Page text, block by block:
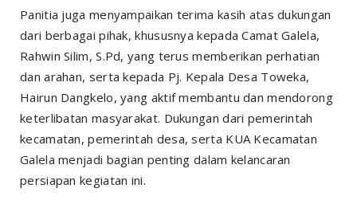
Panitia juga menyampaikan terima kasih atas dukungan
dari berbagai pihak, khususnya kepada Camat Galela,
Rahwin Silim, S.Pd, yang terus memberikan perhatian
dan arahan, serta kepada Pj. Kepala Desa Toweka,
Hairun Dangkelo, yang aktif membantu dan mendorong
keterlibatan masyarakat. Dukungan dari pemerintah
kecamatan, pemerintah desa, serta KUA Kecamatan
Galela menjadi bagian penting dalam kelancaran
persiapan kegiatan ini.